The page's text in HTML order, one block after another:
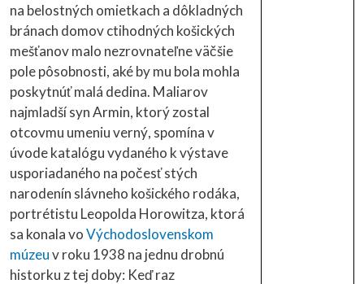
na belostných omietkach a dôkladných
bránach domov ctihodných košických
mešťanov malo nezrovnateľne väčšie
pole pôsobnosti, aké by mu bola mohla
poskytnúť malá dedina. Maliarov
najmladší syn Armin, ktorý zostal
otcovmu umeniu verný, spomína v
úvode katalógu vydaného k výstave
usporiadaného na počesť stých
narodenín slávneho košického rodáka,
portrétistu Leopolda Horowitza, ktorá
sa konala voVýchodoslovenskom
múzeuv roku 1938 na jednu drobnú
historku z tej doby: Keď raz